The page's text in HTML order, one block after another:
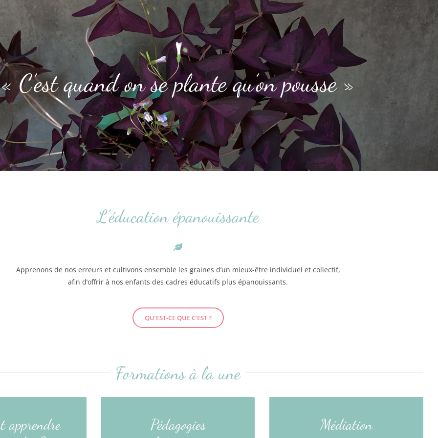
« C’est quand on se plante qu’on pousse »
L’éducation épanouissante
Apprenons de nos erreurs et cultivons ensemble les graines d’un mieux-être individuel et collectif,
afin d’offrir à nos enfants des cadres éducatifs plus épanouissants.
QU’EST-CE QUE C’EST ?
Formations à la une
apprendre
les clés
Pédagogies
inspirants de l’éducation
Médiation
leurs conflits eux-mêmes